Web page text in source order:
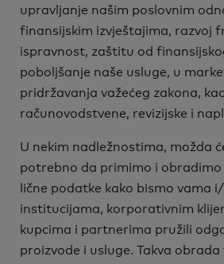
upravljanje našim poslovnim
finansijskim izvještajima, razvoj
ispravnost, zaštitu od
poboljšanje naše usluge, u
pridržavanja važećeg zakona,
računovodstvene, revizijske i
U nekim nadležnostima, možda
potrebno da primimo i obradimo
lične podatke kako bismo vama
institucijama, korporativnim
kupcima i partnerima pružili
proizvode i usluge. Takva